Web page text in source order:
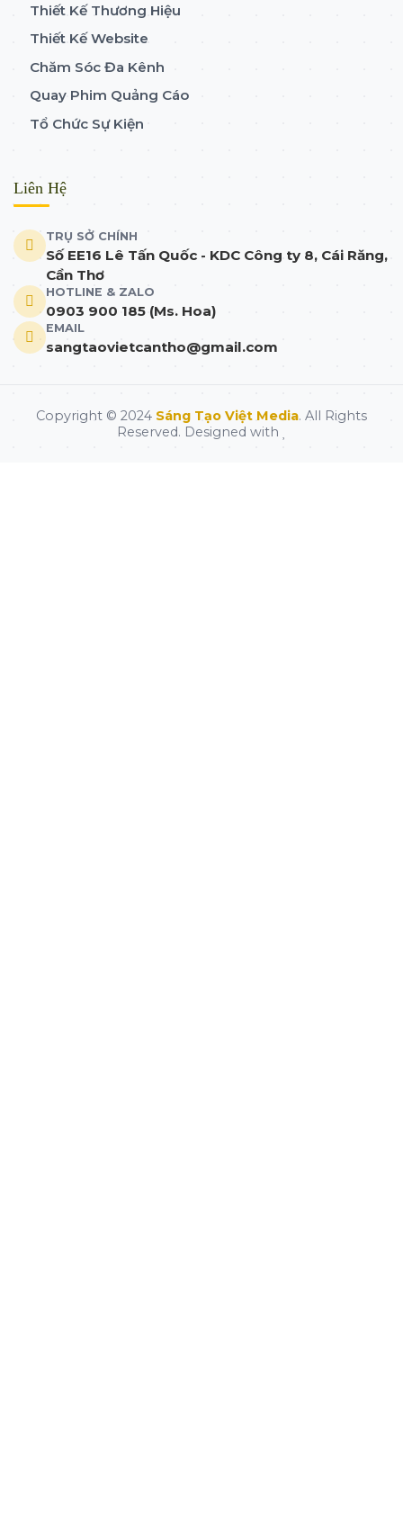
Thiết Kế Thương Hiệu
Thiết Kế Website
Chăm Sóc Đa Kênh
Quay Phim Quảng Cáo
Tổ Chức Sự Kiện
Liên Hệ
TRỤ SỞ CHÍNH
Số EE16 Lê Tấn Quốc - KDC Công ty 8, Cái Răng,
Cần Thơ
HOTLINE & ZALO
0903 900 185 (Ms. Hoa)
EMAIL
sangtaovietcantho@gmail.com
Copyright © 2024 Sáng Tạo Việt Media. All Rights
Reserved. Designed with